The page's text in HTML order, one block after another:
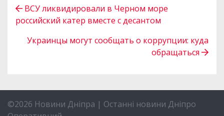
ВСУ ликвидировали в Черном море
российский катер вместе с десантом
Украинцы могут сообщать о коррупции: куда
обращаться
©2026 Новини Дніпра | Останні новини Дніпро